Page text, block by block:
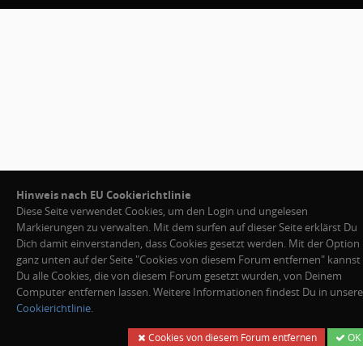
Hinweis nach EU Cookierichtlinie
Diese Seite verwendet Cookies, um den Login und ungelesen
Markierungen zu verwalten. Mit dem surfen auf dieser Seite erklärst Du
Dich damit einverstanden, dass Cookies gesetzt werden. Mit der Option
ganz unten auf der Seite "Cookies von diesem Forum entfernen" kannst
Du alle Cookies, die von diesem Forum gesetzt wurden, von Deinem
Computer entfernen lassen. Weitere Informationen findest Du in
Cookierichtlinie.
Cookies von diesem Forum entfernen OK